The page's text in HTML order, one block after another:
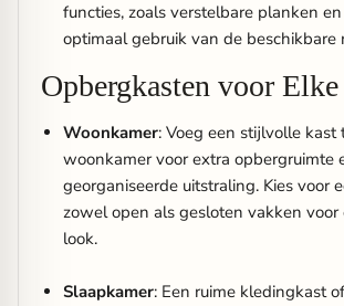
functies, zoals verstelbare planken
optimaal gebruik van de beschikbare
Opbergkasten voor
Woonkamer: Voeg een stijlvolle kast
woonkamer voor extra opbergruimte
georganiseerde uitstraling. Kies voor
zowel open als gesloten vakken voor
look.
Slaapkamer: Een ruime kledingkast